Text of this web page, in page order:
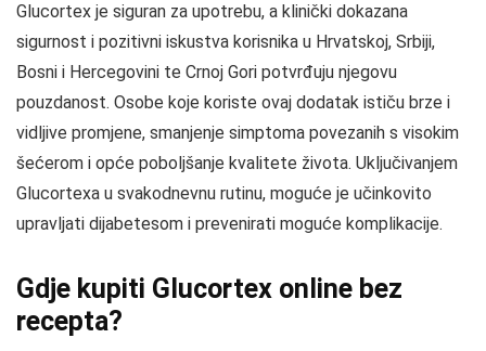
Glucortex je siguran za upotrebu, a klinički dokazana
sigurnost i pozitivni iskustva korisnika u Hrvatskoj, Srbiji,
Bosni i Hercegovini te Crnoj Gori potvrđuju njegovu
pouzdanost. Osobe koje koriste ovaj dodatak ističu brze i
vidljive promjene, smanjenje simptoma povezanih s visokim
šećerom i opće poboljšanje kvalitete života. Uključivanjem
Glucortexa u svakodnevnu rutinu, moguće je učinkovito
upravljati dijabetesom i prevenirati moguće komplikacije.
Gdje kupiti Glucortex online bez
recepta?